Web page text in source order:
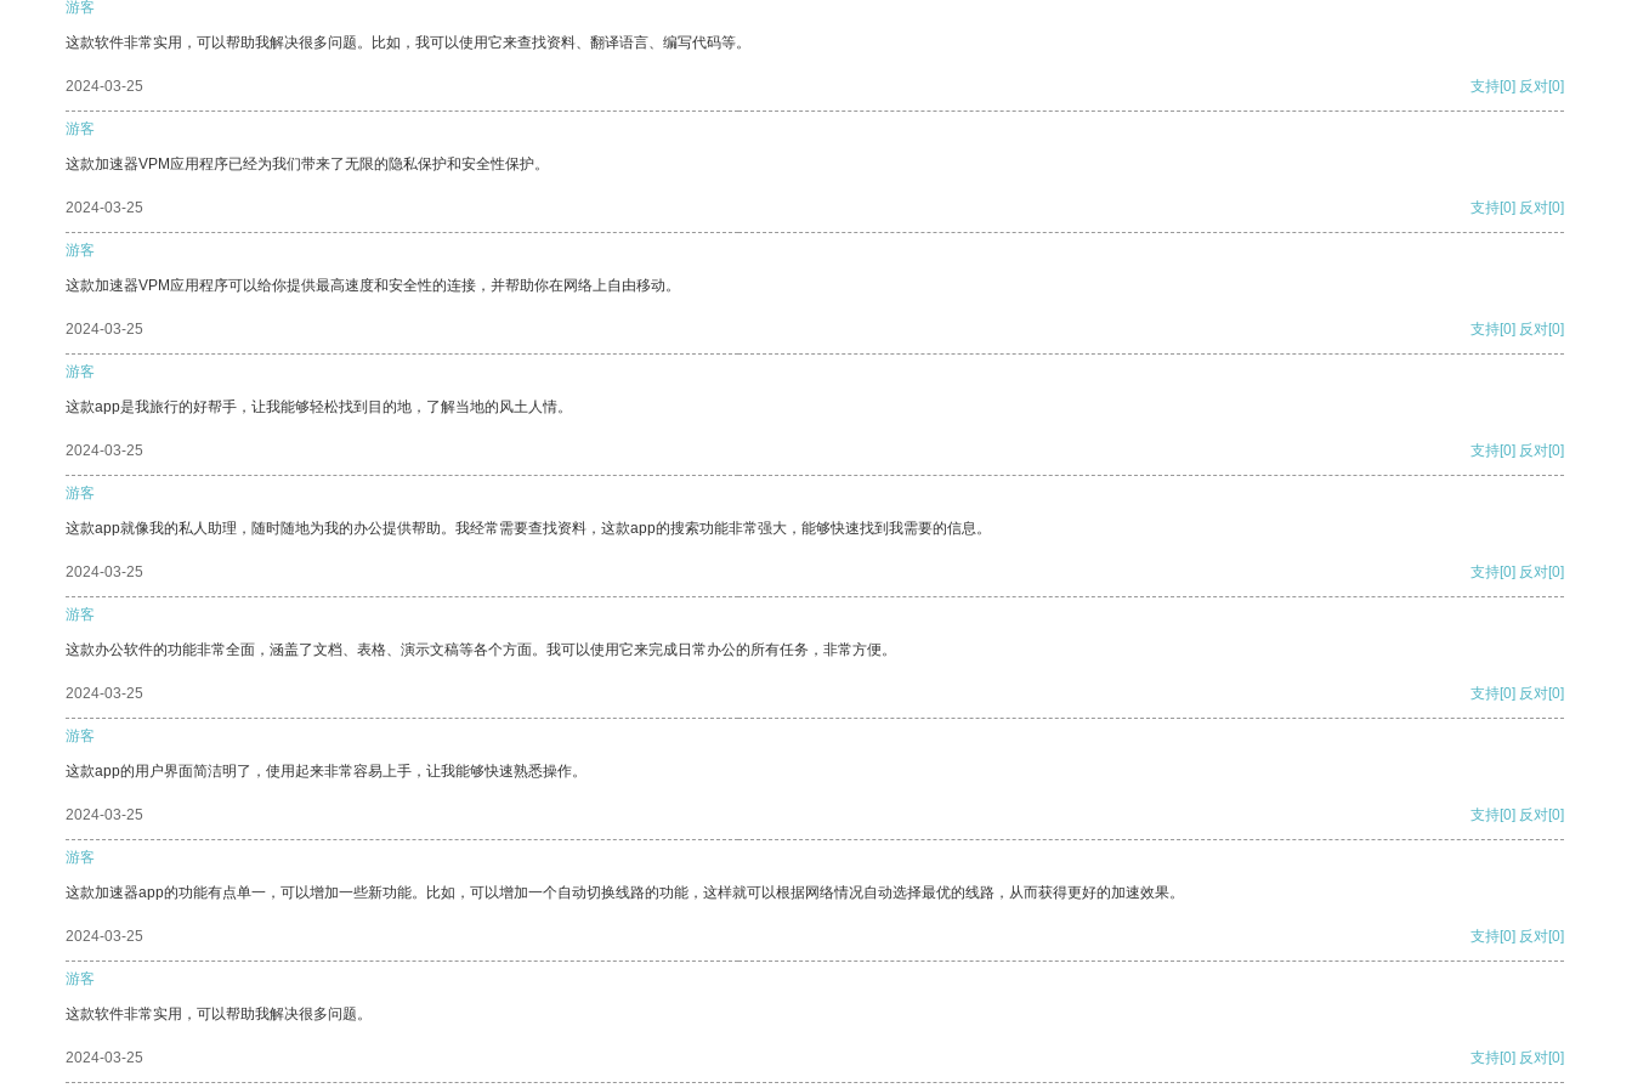
游客
这款软件非常实用，可以帮助我解决很多问题。比如，我可以使用它来查找资料、翻译语言、编写代码等。
2024-03-25 支持[0] 反对[0]
游客
这款加速器VPM应用程序已经为我们带来了无限的隐私保护和安全性保护。
2024-03-25 支持[0] 反对[0]
游客
这款加速器VPM应用程序可以给你提供最高速度和安全性的连接，并帮助你在网络上自由移动。
2024-03-25 支持[0] 反对[0]
游客
这款app是我旅行的好帮手，让我能够轻松找到目的地，了解当地的风土人情。
2024-03-25 支持[0] 反对[0]
游客
这款app就像我的私人助理，随时随地为我的办公提供帮助。我经常需要查找资料，这款app的搜索功能非常强大，能够快速找到我需要的信息。
2024-03-25 支持[0] 反对[0]
游客
这款办公软件的功能非常全面，涵盖了文档、表格、演示文稿等各个方面。我可以使用它来完成日常办公的所有任务，非常方便。
2024-03-25 支持[0] 反对[0]
游客
这款app的用户界面简洁明了，使用起来非常容易上手，让我能够快速熟悉操作。
2024-03-25 支持[0] 反对[0]
游客
这款加速器app的功能有点单一，可以增加一些新功能。比如，可以增加一个自动切换线路的功能，这样就可以根据网络情况自动选择最优的线路，从而获得更好的加速效果。
2024-03-25 支持[0] 反对[0]
游客
这款软件非常实用，可以帮助我解决很多问题。
2024-03-25 支持[0] 反对[0]